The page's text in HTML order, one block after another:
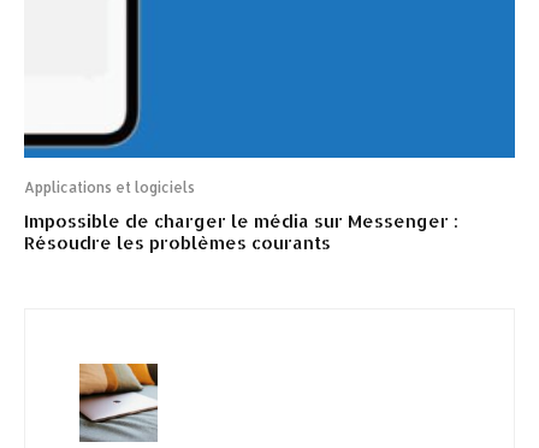
Applications et logiciels
Impossible de charger le média sur Messenger :
Résoudre les problèmes courants